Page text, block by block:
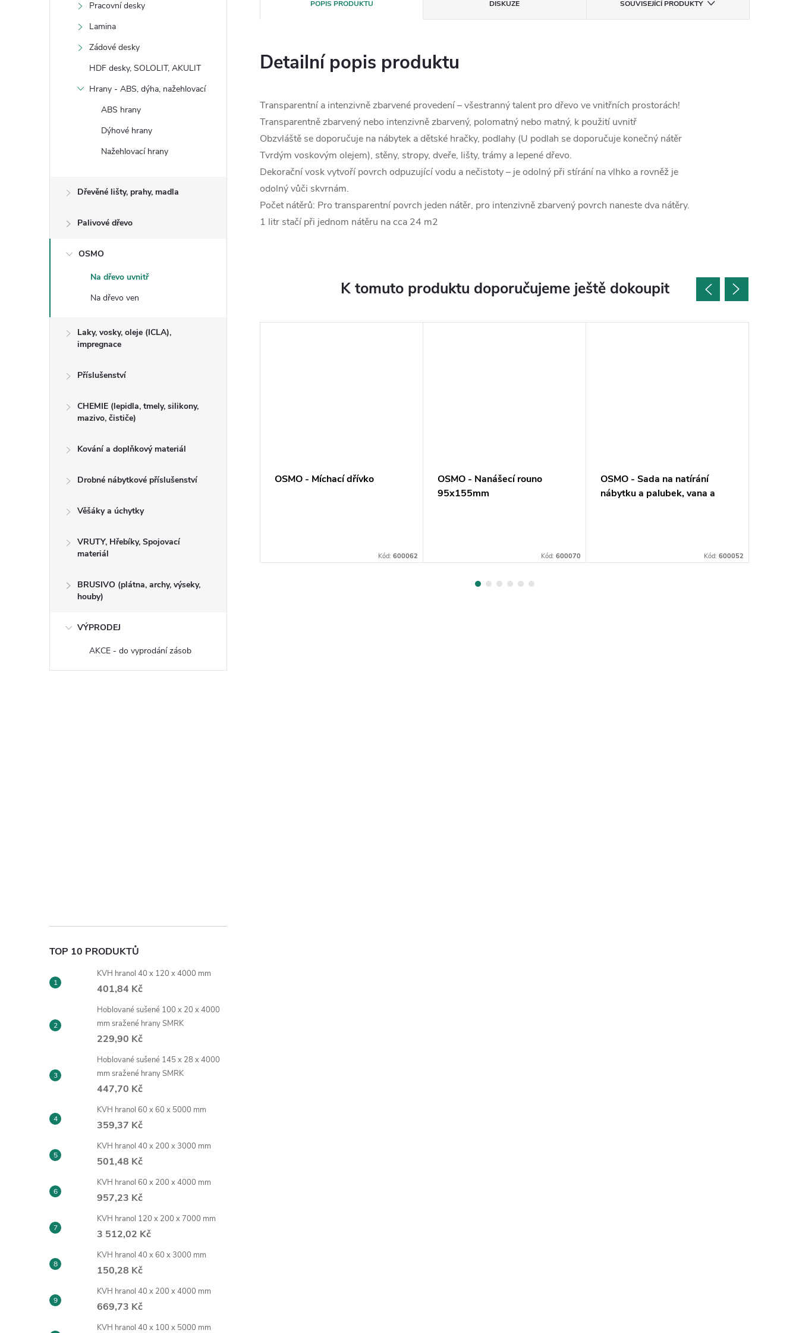
Pracovní desky
Lamina
Zádové desky
HDF desky, SOLOLIT, AKULIT
Hrany - ABS, dýha, nažehlovací
ABS hrany
Dýhové hrany
Nažehlovací hrany
Dřevěné lišty, prahy, madla
Palivové dřevo
OSMO
Na dřevo uvnitř
Na dřevo ven
Laky, vosky, oleje (ICLA),
impregnace
Příslušenství
CHEMIE (lepidla, tmely, silikony,
mazivo, čističe)
Kování a doplňkový materiál
Drobné nábytkové příslušenství
Věšáky a úchytky
VRUTY, Hřebíky, Spojovací
materiál
BRUSIVO (plátna, archy, výseky,
houby)
VÝPRODEJ
AKCE - do vyprodání zásob
TOP 10 PRODUKTŮ
KVH hranol 40 x 120 x 4000 mm
401,84 Kč
Hoblované sušené 100 x 20 x 4000
mm sražené hrany SMRK
229,90 Kč
Hoblované sušené 145 x 28 x 4000
mm sražené hrany SMRK
447,70 Kč
KVH hranol 60 x 60 x 5000 mm
359,37 Kč
KVH hranol 40 x 200 x 3000 mm
501,48 Kč
KVH hranol 60 x 200 x 4000 mm
957,23 Kč
KVH hranol 120 x 200 x 7000 mm
3 512,02 Kč
KVH hranol 40 x 60 x 3000 mm
150,28 Kč
KVH hranol 40 x 200 x 4000 mm
669,73 Kč
KVH hranol 40 x 100 x 5000 mm
POPIS PRODUKTU DISKUZE SOUVISEJÍCÍ PRODUKTY
Detailní popis produktu
Transparentní a intenzivně zbarvené provedení – všestranný talent pro dřevo ve vnitřních prostorách!
Transparentně zbarvený nebo intenzivně zbarvený, polomatný nebo matný, k použití uvnitř
Obzvláště se doporučuje na nábytek a dětské hračky, podlahy (U podlah se doporučuje konečný nátěr
Tvrdým voskovým olejem), stěny, stropy, dveře, lišty, trámy a lepené dřevo.
Dekorační vosk vytvoří povrch odpuzující vodu a nečistoty – je odolný při stírání na vlhko a rovněž je
odolný vůči skvrnám.
Počet nátěrů: Pro transparentní povrch jeden nátěr, pro intenzivně zbarvený povrch naneste dva nátěry.
1 litr stačí při jednom nátěru na cca 24 m2
K tomuto produktu doporučujeme ještě dokoupit
600050
OSMO - Náhradní válečky k
palubek/nábytku
OSMO - Míchací dřívko
Kód: 600062
OSMO - Nanášecí rouno
95x155mm
Kód: 600070
OSMO - Sada na natírání
nábytku a palubek, vana a
Kód: 600052